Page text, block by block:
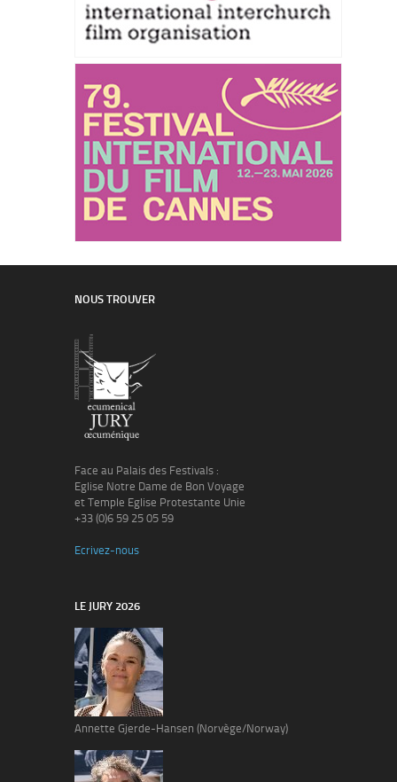
NOUS TROUVER
Face au Palais des Festivals :
Eglise Notre Dame de Bon Voyage
et Temple Eglise Protestante Unie
+33 (0)6 59 25 05 59
Ecrivez-nous
LE JURY 2026
Annette Gjerde-Hansen (Norvège/Norway)